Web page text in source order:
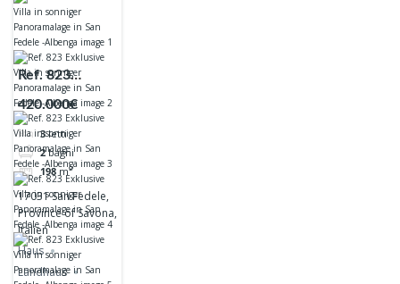
Ref. 823
Exklusive Villa
in sonniger
Panoramalage
in San Fedele -
Albenga
420.000€
3 letti
2 bagni
198 m²
17031 San Fedele,
Province of Savona,
Italien
Haus
Landhaus